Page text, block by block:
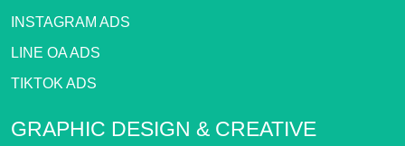
INSTAGRAM ADS
LINE OA ADS
TIKTOK ADS
GRAPHIC DESIGN & CREATIVE